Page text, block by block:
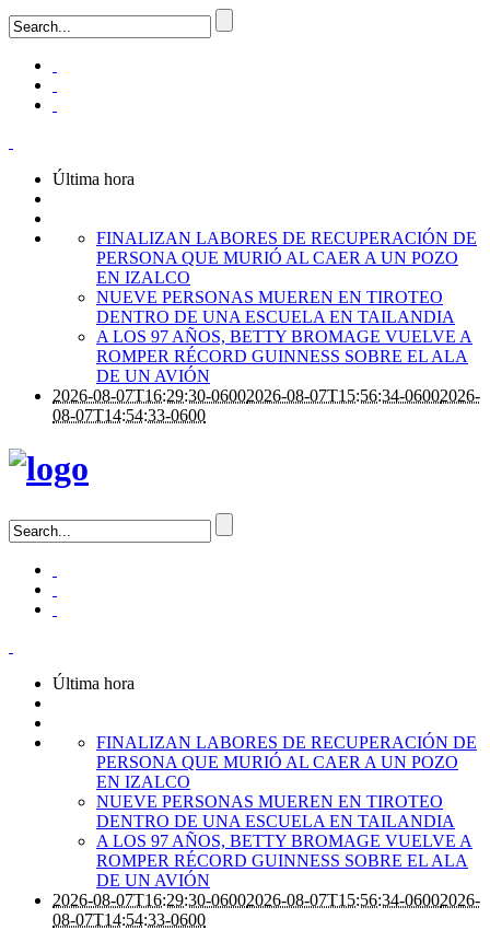
Última hora
FINALIZAN LABORES DE RECUPERACIÓN DE
PERSONA QUE MURIÓ AL CAER A UN POZO
EN IZALCO
NUEVE PERSONAS MUEREN EN TIROTEO
DENTRO DE UNA ESCUELA EN TAILANDIA
A LOS 97 AÑOS, BETTY BROMAGE VUELVE A
ROMPER RÉCORD GUINNESS SOBRE EL ALA
DE UN AVIÓN
2026-08-07T16:29:30-06002026-08-07T15:56:34-06002026-
08-07T14:54:33-0600
Última hora
FINALIZAN LABORES DE RECUPERACIÓN DE
PERSONA QUE MURIÓ AL CAER A UN POZO
EN IZALCO
NUEVE PERSONAS MUEREN EN TIROTEO
DENTRO DE UNA ESCUELA EN TAILANDIA
A LOS 97 AÑOS, BETTY BROMAGE VUELVE A
ROMPER RÉCORD GUINNESS SOBRE EL ALA
DE UN AVIÓN
2026-08-07T16:29:30-06002026-08-07T15:56:34-06002026-
08-07T14:54:33-0600